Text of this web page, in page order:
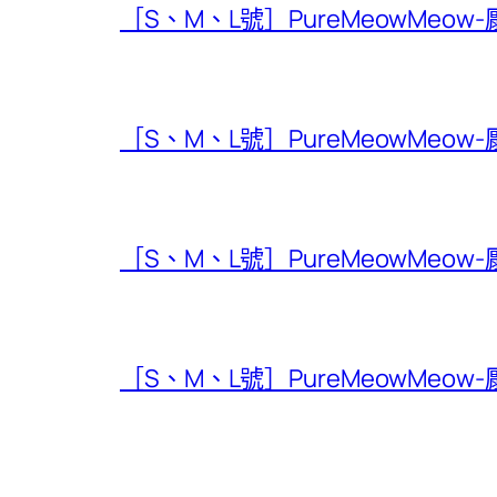
［S、M、L號］
［S、M、L號］
［S、M、L號］
［S、M、L號］